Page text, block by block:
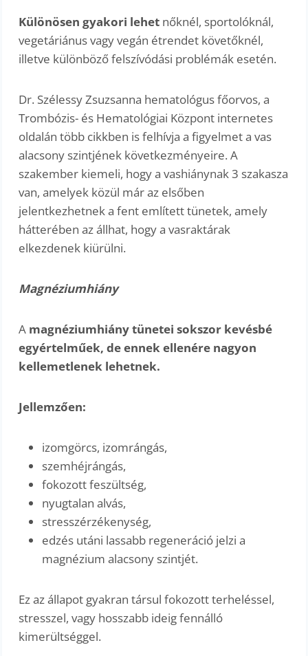
Különösen gyakori lehet nőknél, sportolóknál,
vegetáriánus vagy vegán étrendet követőknél,
illetve különböző felszívódási problémák esetén.
Dr. Szélessy Zsuzsanna hematológus főorvos, a
Trombózis- és Hematológiai Központ internetes
oldalán több cikkben is felhívja a figyelmet a vas
alacsony szintjének következményeire. A
szakember kiemeli, hogy a vashiánynak 3 szakasza
van, amelyek közül már az elsőben
jelentkezhetnek a fent említett tünetek, amely
hátterében az állhat, hogy a vasraktárak
elkezdenek kiürülni.
Magnéziumhiány
A magnéziumhiány tünetei sokszor kevésbé
egyértelműek, de ennek ellenére nagyon
kellemetlenek lehetnek.
Jellemzően:
izomgörcs, izomrángás,
szemhéjrángás,
fokozott feszültség,
nyugtalan alvás,
stresszérzékenység,
edzés utáni lassabb regeneráció jelzi a
magnézium alacsony szintjét.
Ez az állapot gyakran társul fokozott terheléssel,
stresszel, vagy hosszabb ideig fennálló
kimerültséggel.